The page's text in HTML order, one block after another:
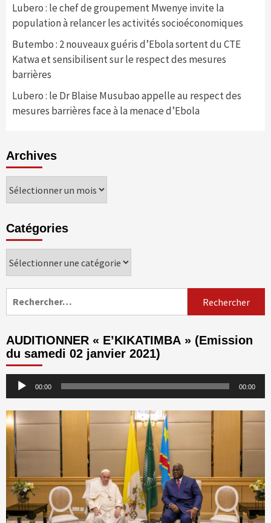
Lubero : le chef de groupement Mwenye invite la
population à relancer les activités socioéconomiques
Butembo : 2 nouveaux guéris d’Ebola sortent du CTE
Katwa et sensibilisent sur le respect des mesures
barrières
Lubero : le Dr Blaise Musubao appelle au respect des
mesures barrières face à la menace d’Ebola
Archives
Archives
Catégories
Catégories
AUDITIONNER « E’KIKATIMBA » (Emission
du samedi 02 janvier 2021)
Lecteur
audio
00:00 00:00